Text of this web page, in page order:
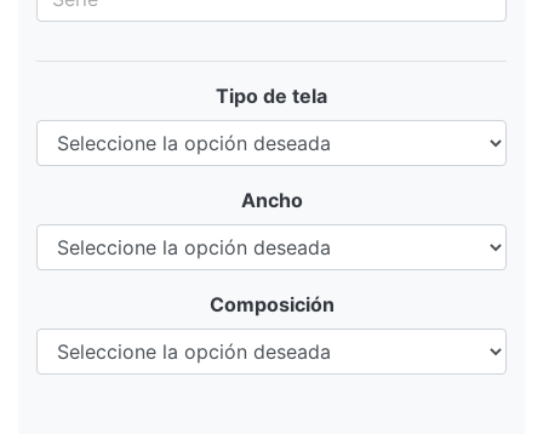
Tipo de tela
Ancho
Composición